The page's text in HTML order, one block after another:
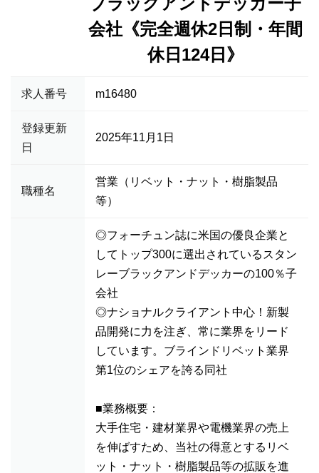
会社《完全週休2日制・年間
休日124日》
求人番号 m16480
登録更新
日
2025年11月1日
職種名
営業（リベット・ナット・樹脂製品
等）
◎フォーチュン誌に米国の優良企業と
してトップ300に選出されているスタン
レーブラックアンドデッカーの100％子
会社
◎ナショナルクライアント中心！新製
品開発に力を注ぎ、常に業界をリード
しています。ブラインドリベット業界
第1位のシェアを誇る同社
■業務概要：
大手住宅・建材業界や電機業界の売上
を伸ばすため、当社の得意とするリベ
ット・ナット・樹脂製品等の拡販を進